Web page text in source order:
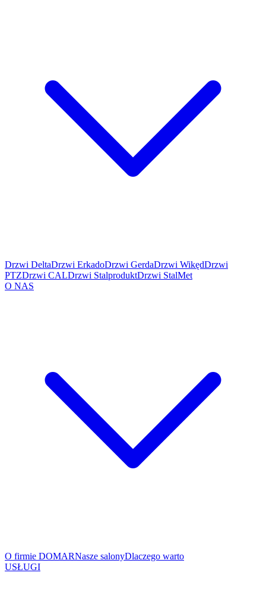
Drzwi DeltaDrzwi ErkadoDrzwi GerdaDrzwi WikędDrzwi
PTZDrzwi CALDrzwi StalproduktDrzwi StalMet
O NAS
O firmie DOMARNasze salonyDlaczego warto
USŁUGI